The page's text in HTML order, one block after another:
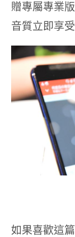
贈專屬專業
音質立即享
如果喜歡這